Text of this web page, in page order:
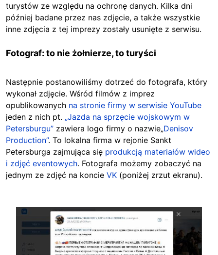
turystów ze względu na ochronę danych. Kilka dni
później badane przez nas zdjęcie, a także wszystkie
inne zdjęcia z tej imprezy zostały usunięte z serwisu.
Fotograf: to nie żołnierze, to turyści
Następnie postanowiliśmy dotrzeć do fotografa, który
wykonał zdjęcie. Wśród filmów z imprez
opublikowanych na stronie firmy w serwisie YouTube
jeden z nich pt. „Jazda na sprzęcie wojskowym w
Petersburgu” zawiera logo firmy o nazwie„Denisov
Production”. To lokalna firma w rejonie Sankt
Petersburga zajmująca się produkcją materiałów wideo
i zdjęć eventowych. Fotografa możemy zobaczyć na
jednym ze zdjęć na koncie VK (poniżej zrzut ekranu).
Image